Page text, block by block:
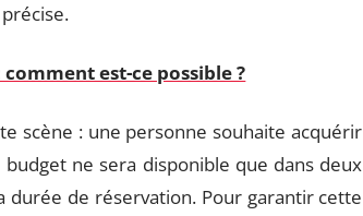
est-ce possible ?
scène : une personne souhaite acquérir
ne sera disponible que dans deux
durée de réservation. Pour garantir cette